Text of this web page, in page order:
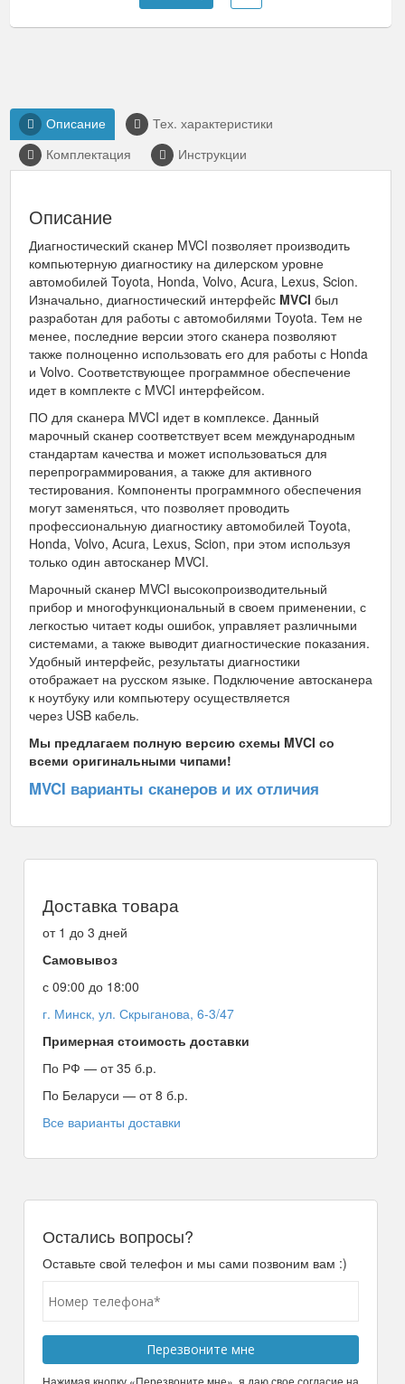
Описание
Тех. характеристики
Комплектация
Инструкции
Описание
Диагностический сканер MVCI позволяет производить
компьютерную диагностику на дилерском уровне
автомобилей Toyota, Honda, Volvo, Acura, Lexus, Scion.
Изначально, диагностический интерфейс MVCI был
разработан для работы с автомобилями Toyota. Тем не
менее, последние версии этого сканера позволяют
также полноценно использовать его для работы с Honda
и Volvo. Соответствующее программное обеспечение
идет в комплекте с MVCI интерфейсом.
ПО для сканера MVCI идет в комплексе. Данный
марочный сканер соответствует всем международным
стандартам качества и может использоваться для
перепрограммирования, а также для активного
тестирования. Компоненты программного обеспечения
могут заменяться, что позволяет проводить
профессиональную диагностику автомобилей Toyota,
Honda, Volvo, Acura, Lexus, Scion, при этом используя
только один автосканер MVCI.
Марочный сканер MVCI высокопроизводительный
прибор и многофункциональный в своем применении, с
легкостью читает коды ошибок, управляет различными
системами, а также выводит диагностические показания.
Удобный интерфейс, результаты диагностики
отображает на русском языке. Подключение автосканера
к ноутбуку или компьютеру осуществляется
через USB кабель.
Мы предлагаем полную версию схемы MVCI со
всеми оригинальными чипами!
MVCI варианты сканеров и их отличия
Доставка товара
от 1 до 3 дней
Самовывоз
с 09:00 до 18:00
г. Минск, ул. Скрыганова, 6-3/47
Примерная стоимость доставки
По РФ — от 35 б.р.
По Беларуси — от 8 б.р.
Все варианты доставки
Остались вопросы?
Оставьте свой телефон и мы сами позвоним вам :)
Нажимая кнопку «Перезвоните мне», я даю свое согласие на